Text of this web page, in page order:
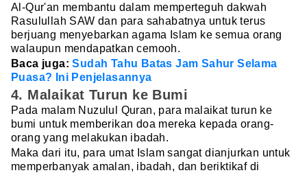
Al-Qur'an membantu dalam memperteguh dakwah
Rasulullah SAW dan para sahabatnya untuk terus
berjuang menyebarkan agama Islam ke semua orang
walaupun mendapatkan cemooh.
Baca juga:Sudah Tahu Batas Jam Sahur Selama
Puasa? Ini Penjelasannya
4. Malaikat Turun ke Bumi
Pada malam Nuzulul Quran, para malaikat turun ke
bumi untuk memberikan doa mereka kepada orang-
orang yang melakukan ibadah.
Maka dari itu, para umat Islam sangat dianjurkan untuk
memperbanyak amalan, ibadah, dan beriktikaf di